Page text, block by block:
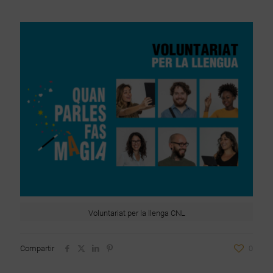
Voluntariat per la llenga CNL
Compartir 0